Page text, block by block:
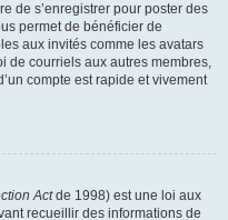
de s’enregistrer pour poster des
permet de bénéficier de
aux invités comme les avatars
de courriels aux autres membres,
compte est rapide et vivement
Actde 1998) est une loi aux
recueillir des informations de